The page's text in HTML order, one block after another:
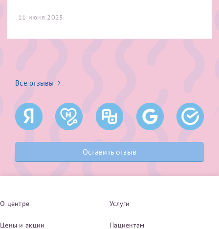
11 июня 2025
Все отзывы
Оставить отзыв
О центре Услуги
Цены и акции Пациентам